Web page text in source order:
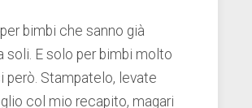
bimbi che sanno già
soli. E solo per bimbi molto
però. Stampatelo, levate
col mio recapito, magari